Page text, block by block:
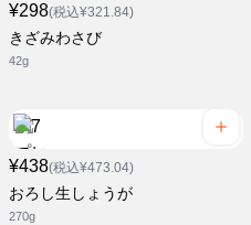
¥298(税込¥321.84)
きざみわさび
42g
¥438(税込¥473.04)
おろし生しょうが
270g